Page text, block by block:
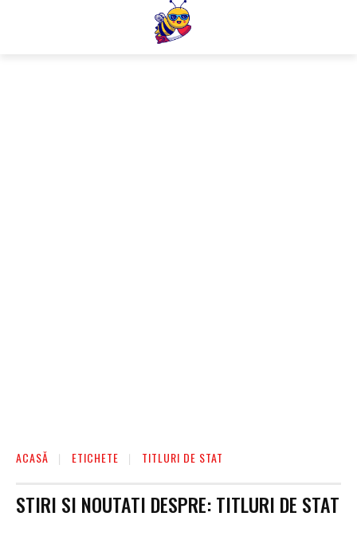
ACASĂ ETICHETE TITLURI DE STAT
STIRI SI NOUTATI DESPRE:TITLURI DE STAT